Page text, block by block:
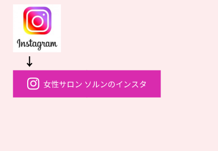
↓
女性サロン ソルンのインスタ